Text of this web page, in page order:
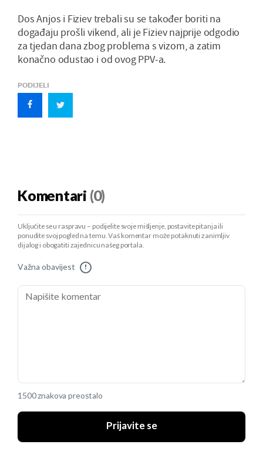
Dos Anjos i Fiziev trebali su se također boriti na
događaju prošli vikend, ali je Fiziev najprije odgodio
za tjedan dana zbog problema s vizom, a zatim
konačno odustao i od ovog PPV-a.
PODIJELI
Komentari (0)
Uključite se u raspravu – podijelite svoje mišljenje, postavite pitanja ili
ponudite svoj pogled na temu. Vaš komentar može potaknuti zanimljiv
dijalog i obogatiti zajednicu našeg portala.
Važna obavijest !
1500 znakova preostalo
Prijavite se